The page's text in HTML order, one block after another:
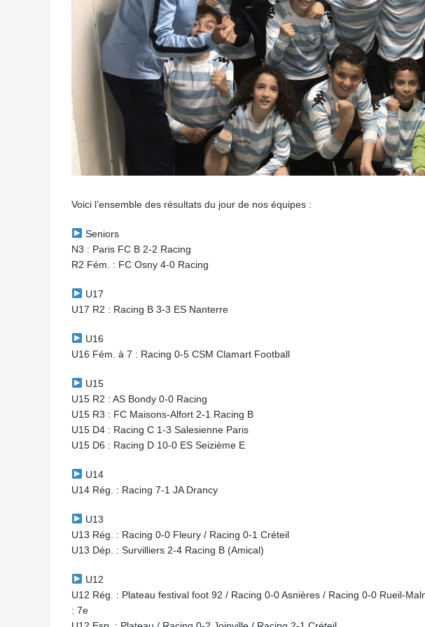
Voici l’ensemble des résultats du jour de nos équipes :
Seniors
N3 : Paris FC B 2-2 Racing
R2 Fém. : FC Osny 4-0 Racing
U17
U17 R2 : Racing B 3-3 ES Nanterre
U16
U16 Fém. à 7 : Racing 0-5 CSM Clamart Football
U15
U15 R2 : AS Bondy 0-0 Racing
U15 R3 : FC Maisons-Alfort 2-1 Racing B
U15 D4 : Racing C 1-3 Salesienne Paris
U15 D6 : Racing D 10-0 ES Seizième E
U14
U14 Rég. : Racing 7-1 JA Drancy
U13
U13 Rég. : Racing 0-0 Fleury / Racing 0-1 Créteil
U13 Dép. : Survilliers 2-4 Racing B (Amical)
U12
U12 Rég. : Plateau festival foot 92 / Racing 0-0 Asnières / Racing 0-0 Rueil-
: 7e